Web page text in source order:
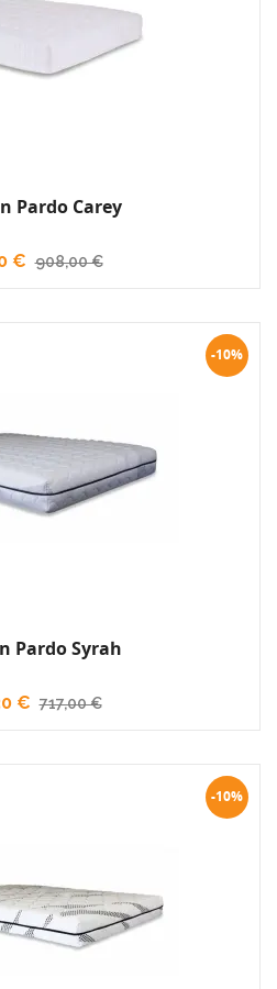
Pardo Carey
€ 908,00 €
-10%
Pardo Syrah
€ 717,00 €
-10%